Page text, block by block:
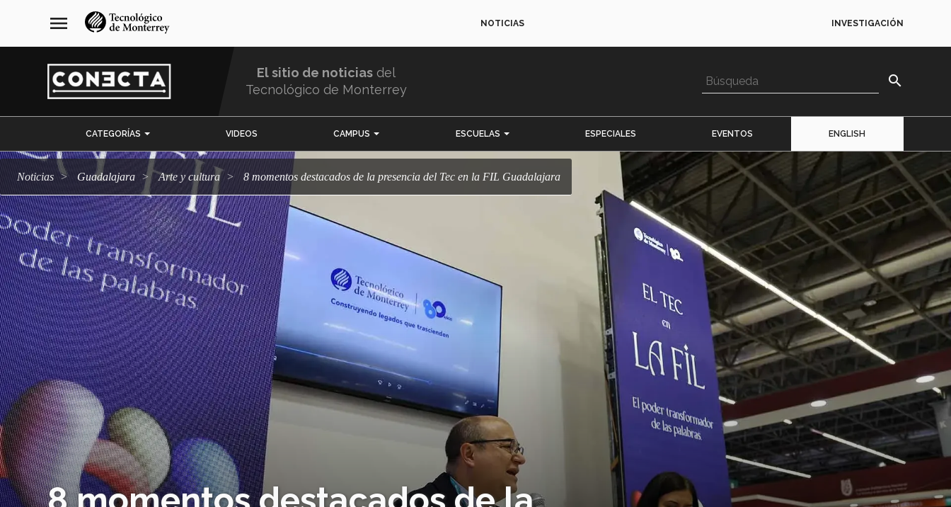
navegación
principal
menu NOTICIAS INVESTIGACIÓN
El sitio de noticias del
Tecnológico de Monterrey
search
CATEGORÍAS VIDEOS CAMPUS ESCUELAS ESPECIALES EVENTOS ENGLISH
Noticias Guadalajara arte y cultura 8 momentos destacados de la presencia del Tec en la FIL Guadalajara